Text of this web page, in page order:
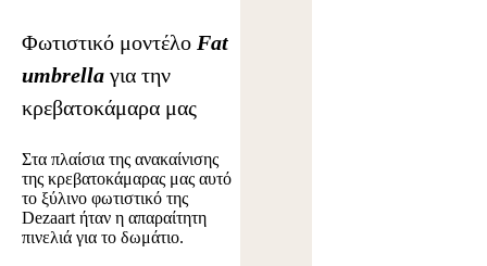
Φωτιστικό μοντέλο Fat
umbrella για την
κρεβατοκάμαρα μας
Στα πλαίσια της ανακαίνισης
της κρεβατοκάμαρας μας αυτό
το ξύλινο φωτιστικό της
Dezaart ήταν η απαραίτητη
πινελιά για το δωμάτιο.